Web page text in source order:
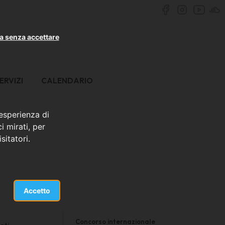
di
mirati, per
Accetto
senza accettare
CALENDARIO
Concorso internazionale